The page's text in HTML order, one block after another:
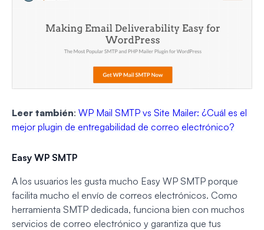
Leer también: WP Mail SMTP vs Site Mailer: ¿Cuál es el
mejor plugin de entregabilidad de correo electrónico?
Easy WP SMTP
A los usuarios les gusta mucho Easy WP SMTP porque
facilita mucho el envío de correos electrónicos. Como
herramienta SMTP dedicada, funciona bien con muchos
servicios de correo electrónico y garantiza que tus